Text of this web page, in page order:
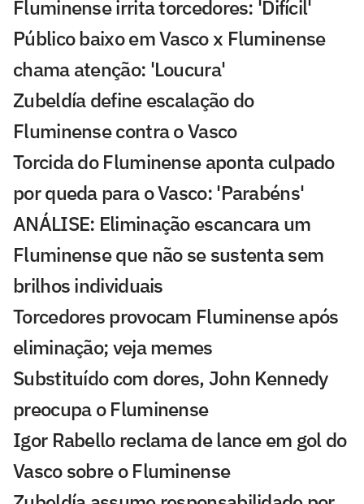
Fluminense irrita torcedores: 'Difícil'
Público baixo em Vasco x Fluminense
chama atenção: 'Loucura'
Zubeldía define escalação do
Fluminense contra o Vasco
Torcida do Fluminense aponta culpado
por queda para o Vasco: 'Parabéns'
ANÁLISE: Eliminação escancara um
Fluminense que não se sustenta sem
brilhos individuais
Torcedores provocam Fluminense após
eliminação; veja memes
Substituído com dores, John Kennedy
preocupa o Fluminense
Igor Rabello reclama de lance em gol do
Vasco sobre o Fluminense